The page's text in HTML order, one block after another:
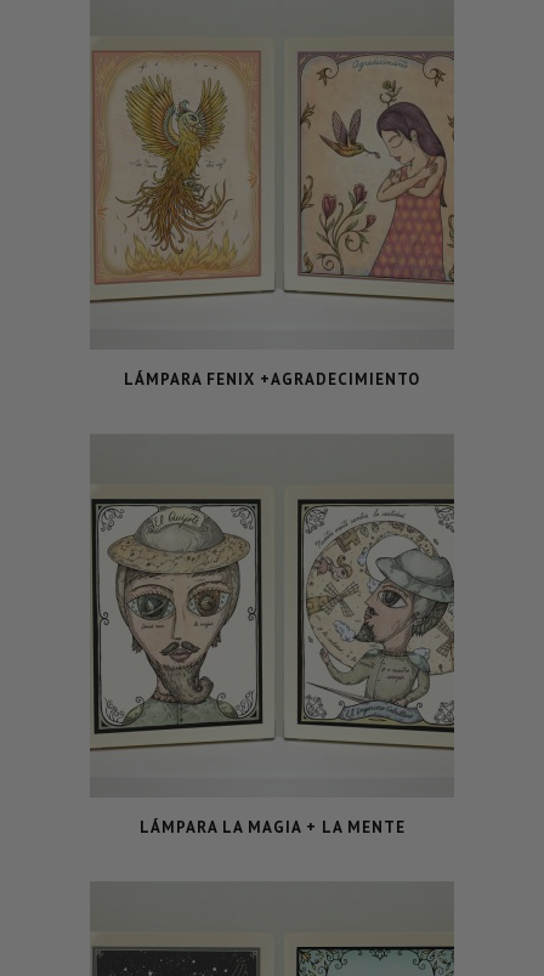
LÁMPARA FENIX +AGRADECIMIENTO
LÁMPARA LA MAGIA + LA MENTE